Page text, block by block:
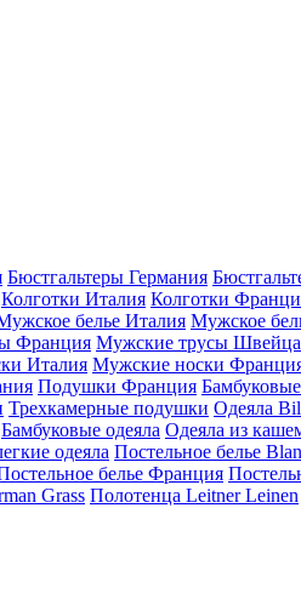
Бюстгальтеры Германия
Колготки Италия Колготки
белье Италия Мужское
Франция Мужские трусы
Италия Мужские носки
Подушки Франция
Трехкамерные подушки Одеяла
Бамбуковые одеяла Одеяла из
одеяла Постельное белье
белье Франция
Grass Полотенца Leitner Leinen